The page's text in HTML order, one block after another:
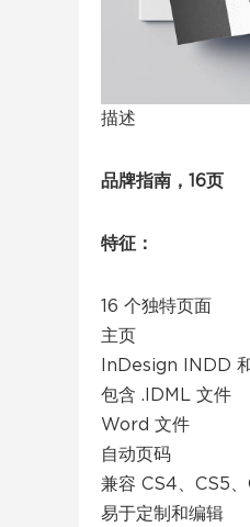
描述
品牌指南，16页
特征：
16 个独特页面
主页
InDesign INDD
包含 .IDML 文件
Word 文件
自动页码
兼容 CS4、CS5
易于定制和编辑